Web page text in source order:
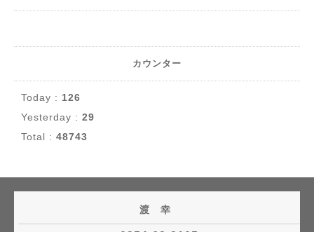
カウンター
Today : 126
Yesterday : 29
Total : 48743
渡 幸